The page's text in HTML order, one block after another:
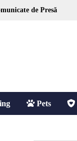
de Presă
Pets